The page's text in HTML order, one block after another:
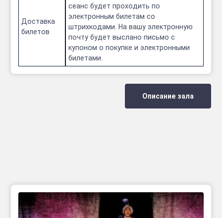
Доставка
билетов
сеанс будет проходить по
электронным билетам со
штрихкодами. На вашу электронную
почту будет выслано письмо с
купоном о покупке и электронными
билетами.
Описание зала